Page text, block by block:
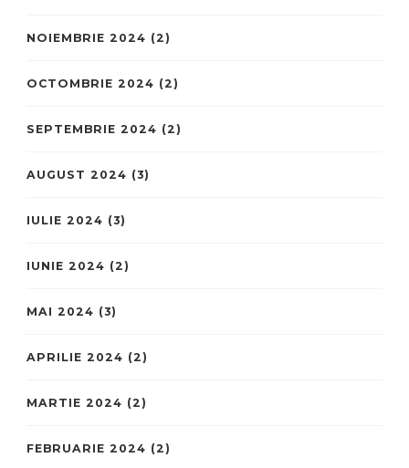
NOIEMBRIE 2024 (2)
OCTOMBRIE 2024 (2)
SEPTEMBRIE 2024 (2)
AUGUST 2024 (3)
IULIE 2024 (3)
IUNIE 2024 (2)
MAI 2024 (3)
APRILIE 2024 (2)
MARTIE 2024 (2)
FEBRUARIE 2024 (2)